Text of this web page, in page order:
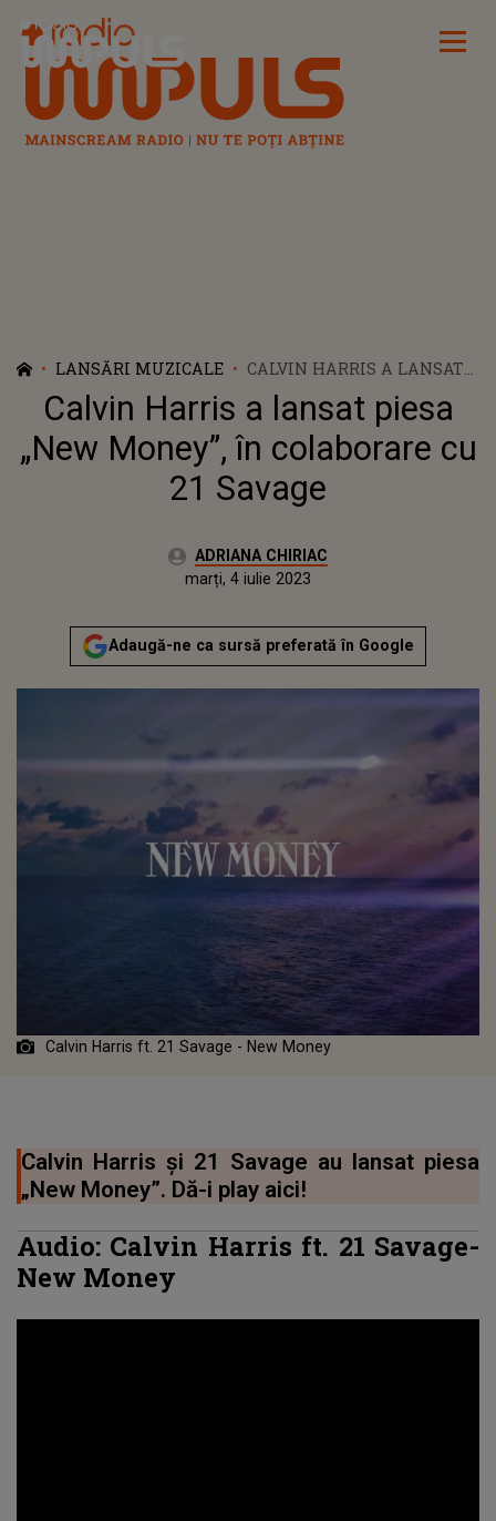
Radio Impuls
LANSĂRI MUZICALE
CALVIN HARRIS A LANSAT
PIESA „NEW MONEY”, ÎN
COLABORARE CU 21 SAVAGE
Calvin Harris a lansat piesa
„New Money”, în colaborare cu
21 Savage
Autor:ADRIANA CHIRIAC
Actualizat:
marți, 4 iulie 2023
Adaugă-ne ca sursă preferată în Google
Calvin Harris ft. 21 Savage - New Money
Calvin Harris și 21 Savage au lansat piesa
„New Money”. Dă-i play aici!
Audio: Calvin Harris ft. 21 Savage-
New Money